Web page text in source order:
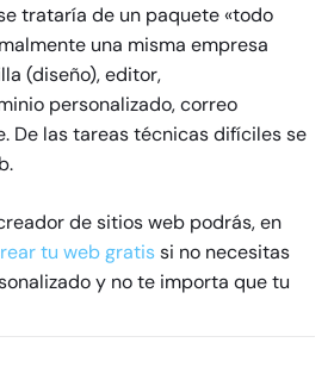
trataría de un paquete «todo
una misma empresa
(diseño), editor,
personalizado, correo
De las tareas técnicas difíciles se
de sitios web podrás, en
tu web gratissi no necesitas
y no te importa que tu